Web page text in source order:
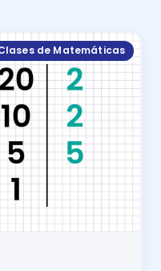
de Matemáticas